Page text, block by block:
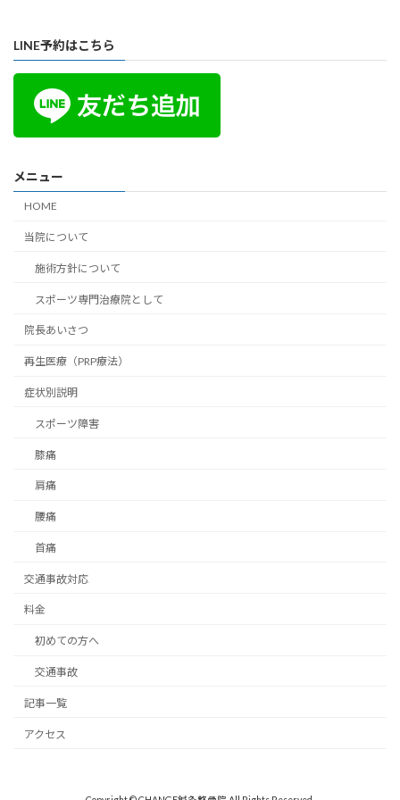
LINE予約はこちら
メニュー
HOME
当院について
施術方針について
スポーツ専門治療院として
院長あいさつ
再生医療（PRP療法）
症状別説明
スポーツ障害
膝痛
肩痛
腰痛
首痛
交通事故対応
料金
初めての方へ
交通事故
記事一覧
アクセス